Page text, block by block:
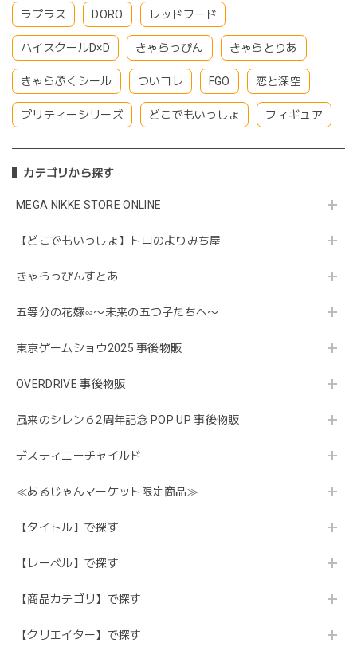
ラプラス DORO レッドフード
ハイスクールD×D きゃらっぴん きゃらとりあ
きゃらぷくシール ついコレ FGO 恋と深空
プリティーシリーズ どこでもいっしょ フィギュア
カテゴリから探す
MEGA NIKKE STORE ONLINE
【どこでもいっしょ】トロのよりみち屋
きゃらっぴんすとあ
五等分の花嫁∽〜未来の五つ子たちへ〜
東京ゲームショウ2025 事後物販
OVERDRIVE 事後物販
風来のシレン６2周年記念 POP UP 事後物販
デスティニーチャイルド
≪あるじゃんマーケット限定商品≫
【タイトル】で探す
【レーベル】で探す
【商品カテゴリ】で探す
【クリエイター】で探す